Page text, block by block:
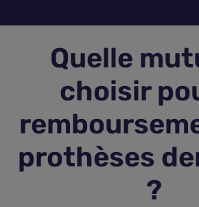
Assurance Animaux
Assurance vie
Plus d'assurances
Quelle
choisir
prothèses
?